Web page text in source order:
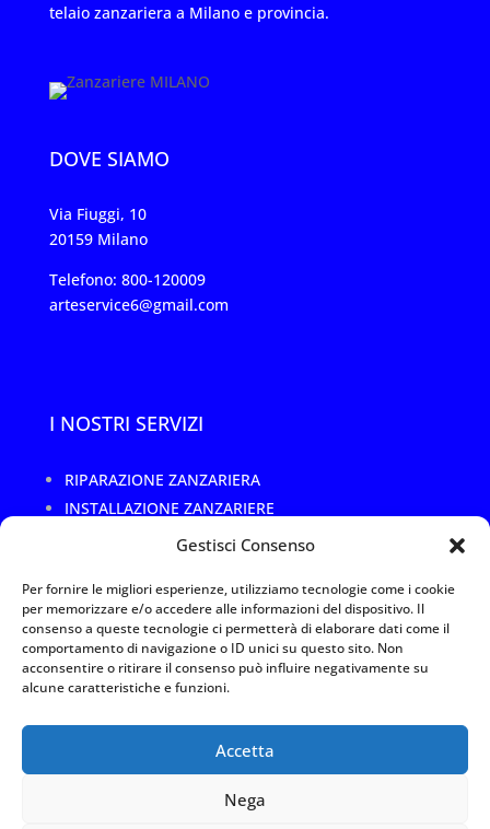
Gestisci Consenso
Per fornire le migliori esperienze, utilizziamo tecnologie come i cookie
per memorizzare e/o accedere alle informazioni del dispositivo. Il
consenso a queste tecnologie ci permetterà di elaborare dati come il
comportamento di navigazione o ID unici su questo sito. Non
acconsentire o ritirare il consenso può influire negativamente su
alcune caratteristiche e funzioni.
Accetta
Nega
telaio zanzariera a Milano e provincia.
DOVE SIAMO
Via Fiuggi, 10
20159 Milano
Telefono: 800-120009
arteservice6@gmail.com
I NOSTRI SERVIZI
RIPARAZIONE ZANZARIERA
INSTALLAZIONE ZANZARIERE
CAMBIO RETE ROTTA O DANNEGGIATA
RIPARAZIONE TELAI ZANZARIERE
REALIZZAZIONI SU MISURA
Termini e utilizzo |
P.IVA 11088110967
servizi offerti, le immagini, i contenuti, il trattamento dei dati e la
privacy & cookie policy presenti su questo sito web.